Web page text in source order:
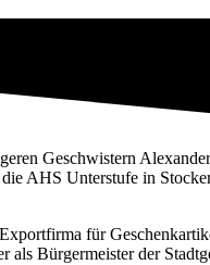
Geschwistern
AHS Unterstufe in
für
Bürgermeister der